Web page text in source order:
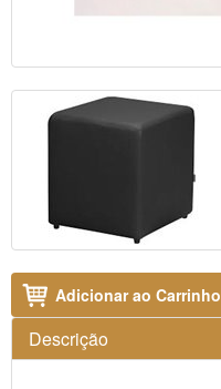
Adicionar ao Carrinho
Descrição